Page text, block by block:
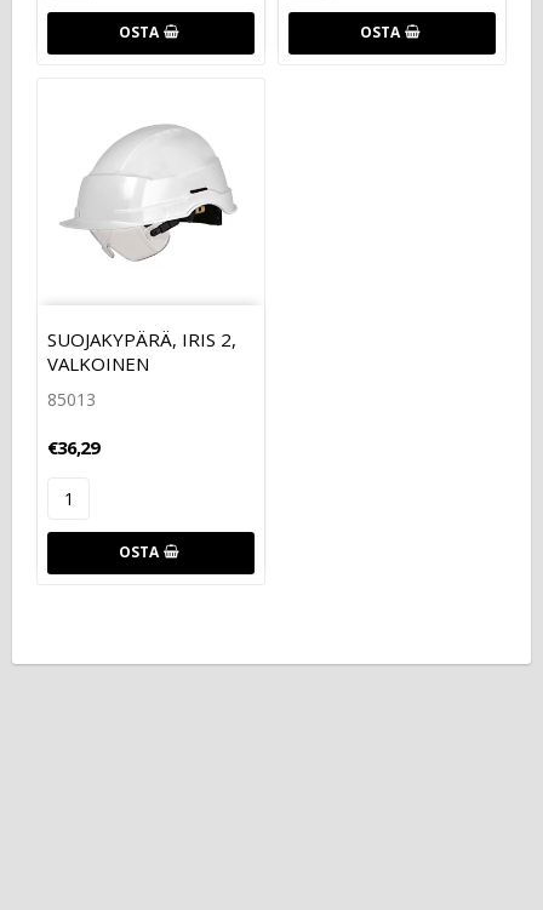
OSTA OSTA
SUOJAKYPÄRÄ, IRIS 2,
VALKOINEN
85013
€36,29
OSTA